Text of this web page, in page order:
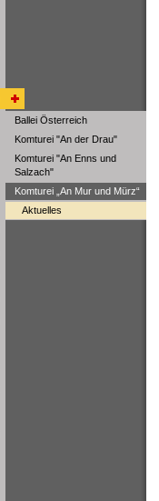
Ballei Österreich
Komturei "An der Drau"
Komturei "An Enns und
Salzach"
Komturei „An Mur und Mürz“
Aktuelles